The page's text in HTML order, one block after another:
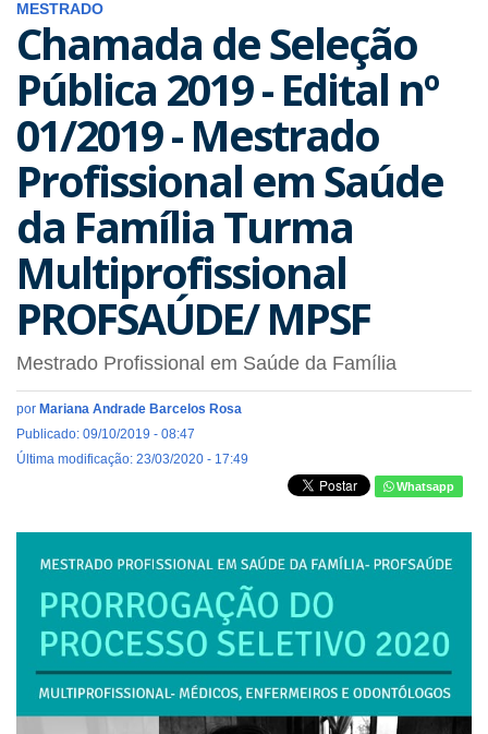
MESTRADO
Chamada de Seleção
Pública 2019 - Edital nº
01/2019 - Mestrado
Profissional em Saúde
da Família Turma
Multiprofissional
PROFSAÚDE/ MPSF
Mestrado Profissional em Saúde da Família
por Mariana Andrade Barcelos Rosa
Publicado: 09/10/2019 - 08:47
Última modificação: 23/03/2020 - 17:49
Whatsapp
whatsapp_image_2019-
11-
01_at_14.35.25.jpeg